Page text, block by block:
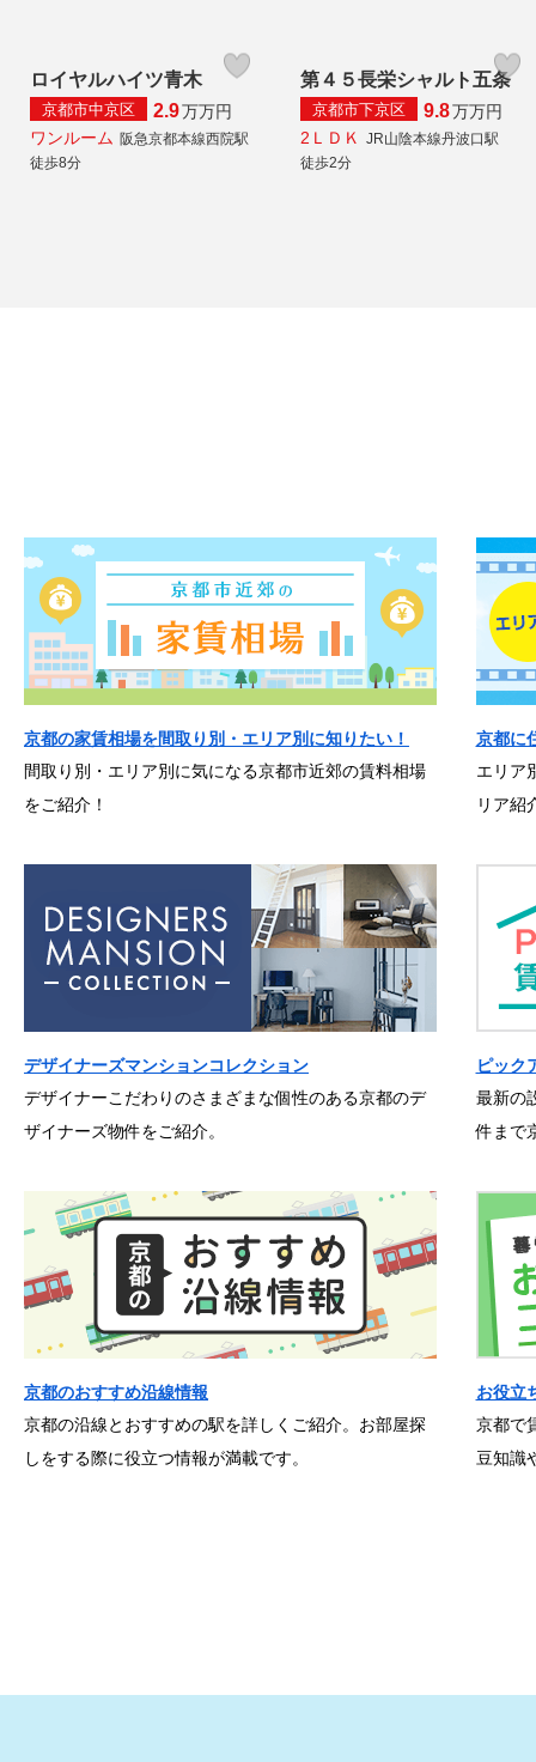
ロイヤルハイツ青木
京都市中京区 2.9万万円
ワンルーム 阪急京都本線西院駅
徒歩8分
第４５長栄シャルト五条
京都市下京区 9.8万万円
2ＬＤＫ JR山陰本線丹波口駅
徒歩2分
京都の家賃相場を間取り別・エリア別に知りたい！
間取り別・エリア別に気になる京都市近郊の賃料相場
をご紹介！
京都に
エリア
リア紹
デザイナーズマンションコレクション
デザイナーこだわりのさまざまな個性のある京都のデ
ザイナーズ物件をご紹介。
ピック
最新の
件まで
京都のおすすめ沿線情報
京都の沿線とおすすめの駅を詳しくご紹介。お部屋探
しをする際に役立つ情報が満載です。
お役立
京都で
豆知識